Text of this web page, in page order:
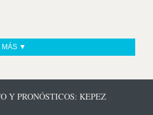
MÁS ▼
Y PRONÓSTICOS: KEPEZ